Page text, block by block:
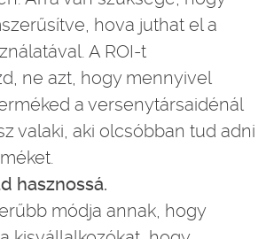
hova juthat el a
A ROI-t
ne azt, hogy mennyivel
a versenytársaidénál
valaki, aki olcsóbban tud adni
hasznossá.
módja annak, hogy